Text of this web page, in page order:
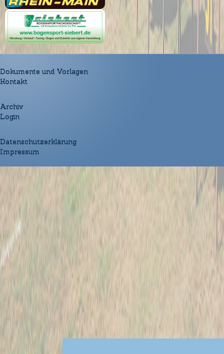
Dokumente und Vorlagen
Kontakt
Archiv
Login
Datenschutzerklärung
Impressum